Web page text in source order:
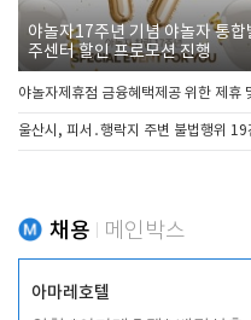
야놀자17주년 기념 야놀자 통합
주센터 할인 프로모션 진행
야놀자제휴점 금융혜택제공 위한 제휴
울산시, 피서․행락지 주변 불법행위 19
채용 메인박스
아마레호텔